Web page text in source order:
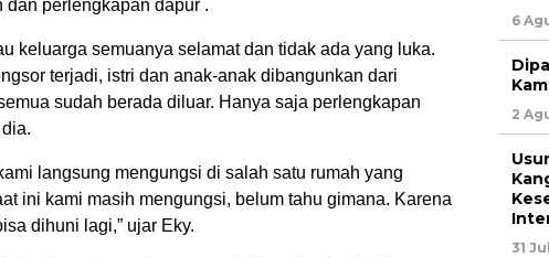
dan perlengkapan dapur .
keluarga semuanya selamat dan tidak ada yang luka.
terjadi, istri dan anak-anak dibangunkan dari
sudah berada diluar. Hanya saja perlengkapan
langsung mengungsi di salah satu rumah yang
ini kami masih mengungsi, belum tahu gimana. Karena
dihuni lagi,” ujar Eky.
6
2
31